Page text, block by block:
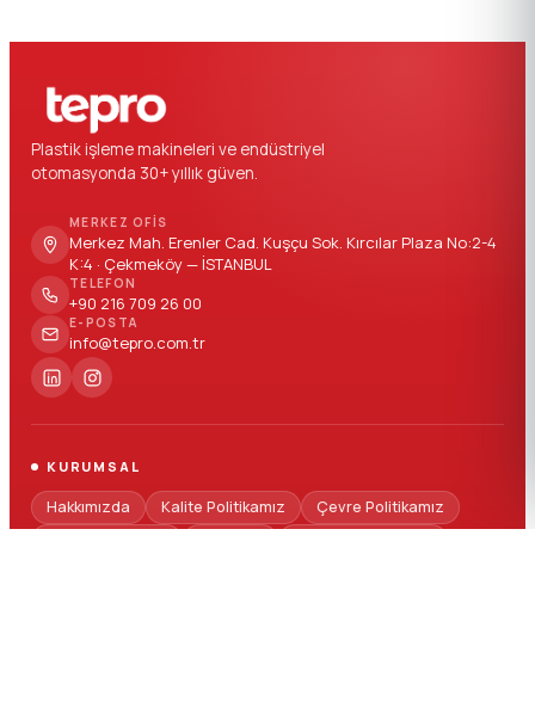
Plastik işleme makineleri ve endüstriyel
otomasyonda 30+ yıllık güven.
MERKEZ OFIS
Merkez Mah. Erenler Cad. Kuşçu Sok. Kırcılar Plaza No:2-4
K:4 · Çekmeköy — İSTANBUL
TELEFON
+90 216 709 26 00
E-POSTA
info@tepro.com.tr
KURUMSAL
Hakkımızda Kalite Politikamız
Çevre Politikamız